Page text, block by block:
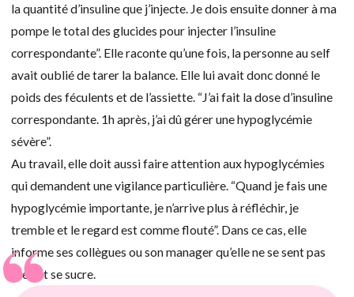
la quantité d’insuline que j’injecte. Je dois ensuite donner à ma
pompe le total des glucides pour injecter l’insuline
correspondante”. Elle raconte qu’une fois, la personne au self
avait oublié de tarer la balance. Elle lui avait donc donné le
poids des féculents et de l’assiette. “J’ai fait la dose d’insuline
correspondante. 1h après, j’ai dû gérer une hypoglycémie
sévère”.
Au travail, elle doit aussi faire attention aux hypoglycémies
qui demandent une vigilance particulière. “Quand je fais une
hypoglycémie importante, je n’arrive plus à réfléchir, je
tremble et le regard est comme flouté”. Dans ce cas, elle
informe ses collègues ou son manager qu’elle ne se sent pas
bien et se sucre.